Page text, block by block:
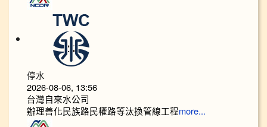
停水
2026-08-06, 13:56
台灣自來水公司
辦理善化民族路民權路等汰換管線工程more...